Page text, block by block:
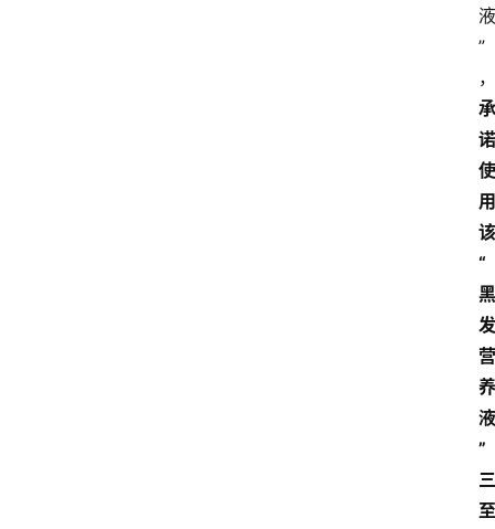
液
”
，
承
诺
使
用
该
“
黑
发
营
养
液
”
三
至